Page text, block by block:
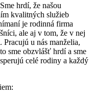
hrdí, že našou
kvalitných služieb
je rodinná firma
ale aj v tom, že v nej
u nás manželia,
sme obzvlášť hrdí a sme
celé rodiny a každý